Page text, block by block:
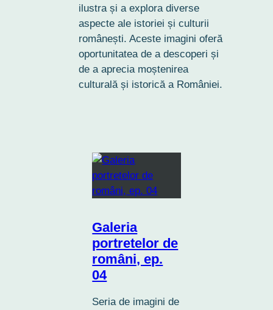
ilustra și a explora diverse
aspecte ale istoriei și culturii
românești. Aceste imagini oferă
oportunitatea de a descoperi și
de a aprecia moștenirea
culturală și istorică a României.
Galeria
portretelor de
români, ep.
04
Seria de imagini de